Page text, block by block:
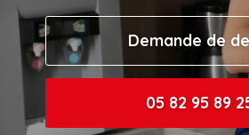
Demande de
05 82 95 89